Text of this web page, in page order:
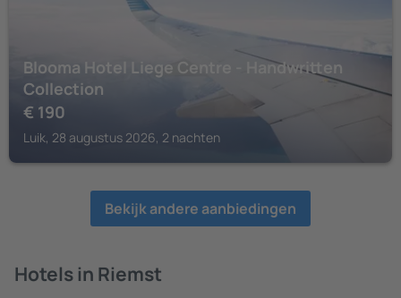
Blooma Hotel Liege Centre - Handwritten
Collection
€ 190
Luik, 28 augustus 2026, 2 nachten
Bekijk andere aanbiedingen
Hotels in Riemst